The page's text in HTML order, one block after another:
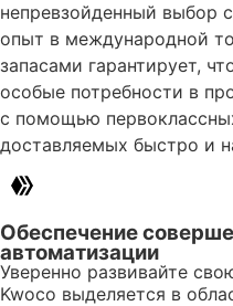
непревзойденный выбор
опыт в международной
запасами гарантирует,
особые потребности в
с помощью
доставляемых быстро и
Обеспечение
автоматизации
Уверенно развивайте
Kwoco выделяется в